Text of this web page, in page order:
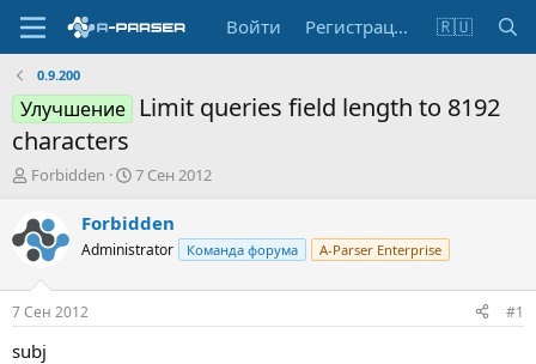
Войти Регистрация 🇷🇺
0.9.200
Улучшение
Limit queries field length to 8192
characters
А
т
о
р
т
е
м
ы
Forbidden
Д
т
н
а
7 Сен 2012
Forbidden
Administrator Команда форума A-Parser Enterprise
7 Сен 2012 #1
subj